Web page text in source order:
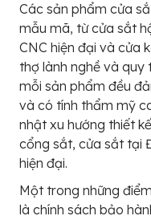
Các sản phẩm cửa
mẫu mã, từ cửa sắt
CNC hiện đại và cửa
thợ lành nghề và quy
mỗi sản phẩm đều
và có tính thẩm mỹ
nhật xu hướng thiết
cổng sắt, cửa sắt tại
hiện đại.
Một trong những
là chính sách bảo